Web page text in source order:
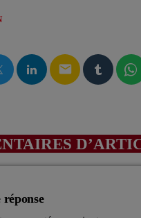
email
réponse